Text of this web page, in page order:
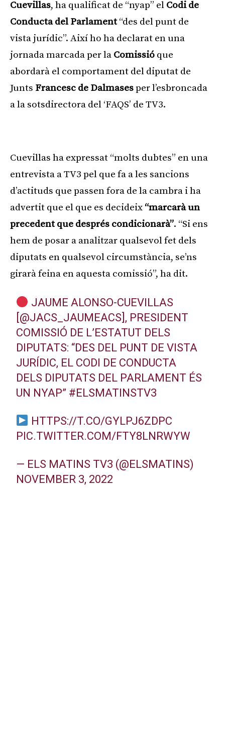
Cuevillas, ha qualificat de “nyap” el Codi de
Conducta del Parlament“des del punt de
vista jurídic”. Així ho ha declarat en una
jornada marcada per la Comissió que
abordarà el comportament del diputat de
Junts Francesc de Dalmasesper l’esbroncada
a la sotsdirectora del ‘FAQS’ de TV3.
Cuevillas ha expressat “molts dubtes” en una
entrevista a TV3 pel que fa a les sancions
d’actituds que passen fora de la cambra i ha
advertit que el que es decideix “marcarà un
precedent que després condicionarà”. “Si ens
hem de posar a analitzar qualsevol fet dels
diputats en qualsevol circumstància, se’ns
girarà feina en aquesta comissió”, ha dit.
JAUME ALONSO-CUEVILLAS
@JACS_JAUMEACS ], PRESIDENT
COMISSIÓ DE L’ESTATUT DELS
DIPUTATS: “DES DEL PUNT DE VISTA
JURÍDIC, EL CODI DE CONDUCTA
DELS DIPUTATS DEL PARLAMENT ÉS
UN NYAP” #ELSMATINSTV3
HTTPS://T.CO/GYLPJ6ZDPC
PIC.TWITTER.COM/FTY8LNRWYW
— ELS MATINS TV3 (@ELSMATINS)
NOVEMBER 3, 2022